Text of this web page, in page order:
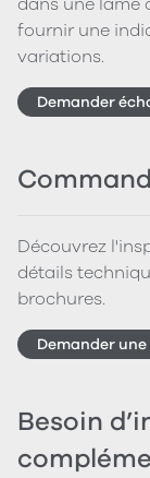
fournir une
variations.
Demander
Découvrez
détails
brochures.
Demander
Besoin